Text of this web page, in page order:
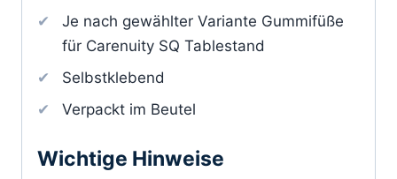
Je nach gewählter Variante Gummifüße
für Carenuity SQ Tablestand
Selbstklebend
Verpackt im Beutel
Wichtige Hinweise